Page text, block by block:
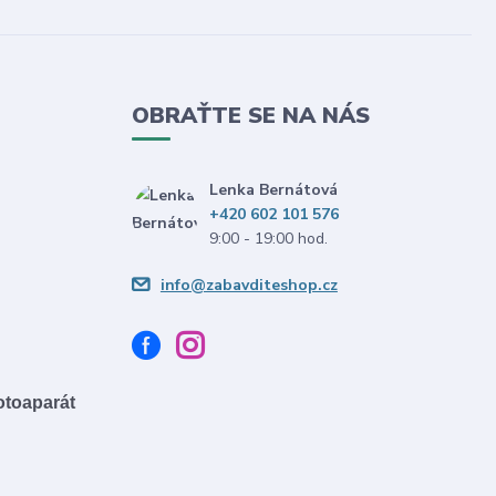
OBRAŤTE SE NA NÁS
Lenka Bernátová
+420 602 101 576
9:00 - 19:00 hod.
info@zabavditeshop.cz